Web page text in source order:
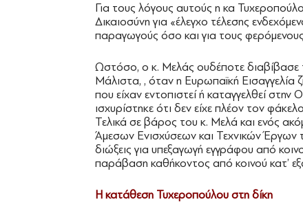
Για τους λόγους αυτούς η κα
Δικαιοσύνη για «έλεγχο τέλεσης
παραγωγούς όσο και για τους φερόμενους
Ωστόσο, ο κ. Μελάς ουδέποτε διαβίβασε
Μάλιστα, , όταν η Ευρωπαϊκή Εισαγγελία
που είχαν εντοπιστεί ή καταγγελθεί στην
ισχυρίστηκε ότι δεν είχε πλέον τον
Τελικά σε βάρος του κ. Μελά και ενός
Άμεσων Ενισχύσεων και Τεχνικών Έργων
διώξεις για υπεξαγωγή εγγράφου από
παράβαση καθήκοντος από κοινού κατ’
Η κατάθεση Τυχεροπούλου στη δίκη